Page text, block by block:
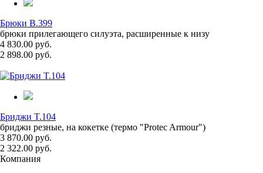
Брюки B.399
брюки прилегающего силуэта, расширенные к низу
4 830.00 руб.
2 898.00 руб.
Бриджи T.104
бриджи резные, на кокетке (термо "Protec Armour")
3 870.00 руб.
2 322.00 руб.
Компания